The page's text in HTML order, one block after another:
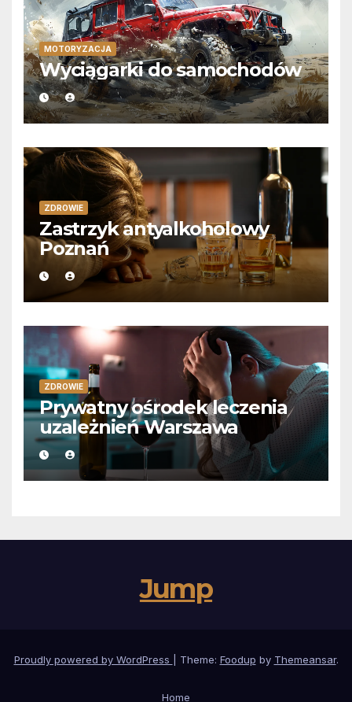
MOTORYZACJA
Wyciągarki do samochodów
ZDROWIE
Zastrzyk antyalkoholowy
Poznań
ZDROWIE
Prywatny ośrodek leczenia
uzależnień Warszawa
Jump
Proudly powered by WordPress Theme: Foodup by Themeansar.
Home